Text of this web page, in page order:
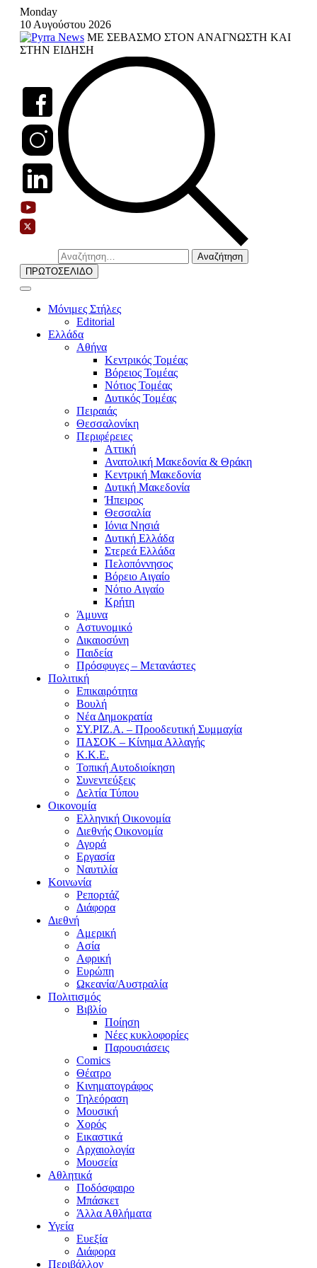
Skip
content
Monday
10 Αυγούστου 2026
ΜΕ ΣΕΒΑΣΜΟ ΣΤΟΝ ΑΝΑΓΝΩΣΤΗ ΚΑΙ
ΣΤΗΝ ΕΙΔΗΣΗ
Αναζήτηση
για:
ΠΡΩΤΟΣΕΛΙΔΟ
Μόνιμες Στήλες
Editorial
Ελλάδα
Αθήνα
Κεντρικός Τομέας
Βόρειος Τομέας
Νότιος Τομέας
Δυτικός Τομέας
Πειραιάς
Θεσσαλονίκη
Περιφέρειες
Αττική
Ανατολική Μακεδονία & Θράκη
Κεντρική Μακεδονία
Δυτική Μακεδονία
Ήπειρος
Θεσσαλία
Ιόνια Νησιά
Δυτική Ελλάδα
Στερεά Ελλάδα
Πελοπόννησος
Βόρειο Αιγαίο
Νότιο Αιγαίο
Κρήτη
Άμυνα
Αστυνομικό
Δικαιοσύνη
Παιδεία
Πρόσφυγες – Μετανάστες
Πολιτική
Επικαιρότητα
Βουλή
Νέα Δημοκρατία
ΣΥ.ΡΙΖ.Α. – Προοδευτική Συμμαχία
ΠΑΣΟΚ – Κίνημα Αλλαγής
Κ.Κ.Ε.
Τοπική Αυτοδιοίκηση
Συνεντεύξεις
Δελτία Τύπου
Οικονομία
Ελληνική Οικονομία
Διεθνής Οικονομία
Αγορά
Εργασία
Ναυτιλία
Κοινωνία
Ρεπορτάζ
Διάφορα
Διεθνή
Αμερική
Ασία
Αφρική
Ευρώπη
Ωκεανία/Αυστραλία
Πολιτισμός
Βιβλίο
Ποίηση
Νέες κυκλοφορίες
Παρουσιάσεις
Comics
Θέατρο
Κινηματογράφος
Τηλεόραση
Μουσική
Χορός
Εικαστικά
Αρχαιολογία
Μουσεία
Αθλητικά
Ποδόσφαιρο
Μπάσκετ
Άλλα Αθλήματα
Υγεία
Ευεξία
Διάφορα
Περιβάλλον